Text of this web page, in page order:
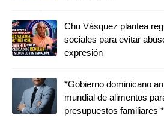
Chu Vásquez plantea
sociales para evitar
expresión
*Gobierno dominicano
mundial de alimentos
presupuestos familiares *